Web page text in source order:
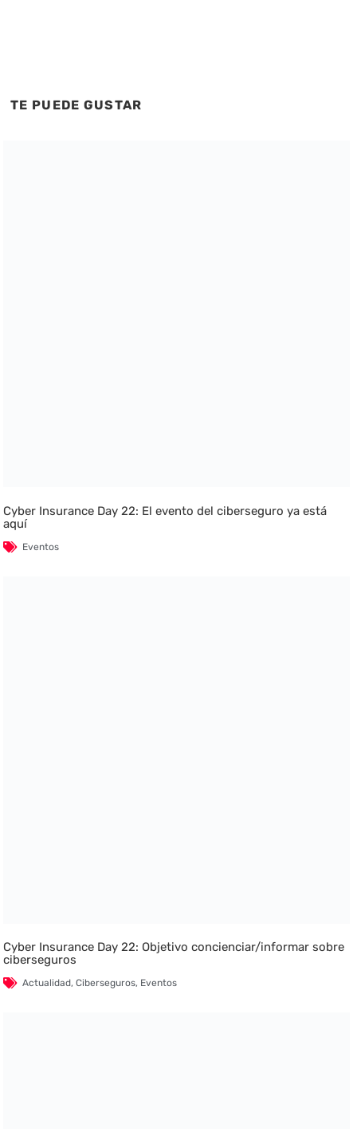
TE PUEDE GUSTAR
Cyber Insurance Day 22: El evento del ciberseguro ya está
aquí
Eventos
Cyber Insurance Day 22: Objetivo concienciar/informar sobre
ciberseguros
Actualidad,Ciberseguros, Eventos